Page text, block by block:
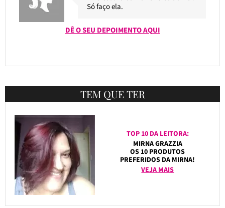
Só faço ela.
DÊ O SEU DEPOIMENTO AQUI
TEM QUE TER
TOP 10 DA LEITORA:
MIRNA GRAZZIA
OS 10 PRODUTOS
PREFERIDOS DA MIRNA!
VEJA MAIS